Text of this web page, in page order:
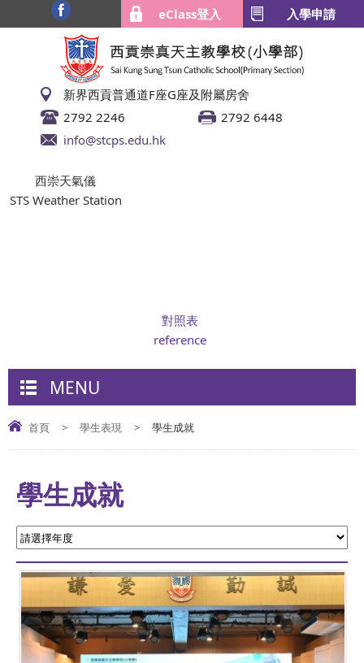
eClass登入 入學申請
新界西貢普通道F座G座及附屬房舍
2792 2246
2792 6448
info@stcps.edu.hk
西崇天氣儀
STS Weather Station
對照表
reference
MENU
首頁 > 學生表現 > 學生成就
學生成就